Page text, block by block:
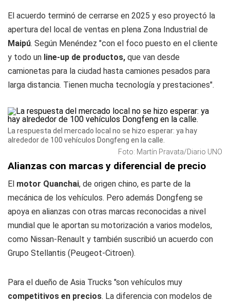
El acuerdo terminó de cerrarse en 2025 y eso proyectó la
apertura del local de ventas en plena Zona Industrial de
Maipú. Según Menéndez "con el foco puesto en el cliente
y todo un line-up de productos, que van desde
camionetas para la ciudad hasta camiones pesados para
larga distancia. Tienen mucha tecnología y prestaciones".
La respuesta del mercado local no se hizo esperar: ya hay
alrededor de 100 vehículos Dongfeng en la calle.
Foto: Martín Pravata/Diario UNO
Alianzas con marcas y diferencial de precio
El motor Quanchai, de origen chino, es parte de la
mecánica de los vehículos. Pero además Dongfeng se
apoya en alianzas con otras marcas reconocidas a nivel
mundial que le aportan su motorización a varios modelos,
como Nissan-Renault y también suscribió un acuerdo con
Grupo Stellantis (Peugeot-Citroen).
Para el dueño de Asia Trucks "son vehículos muy
competitivos en precios. La diferencia con modelos de